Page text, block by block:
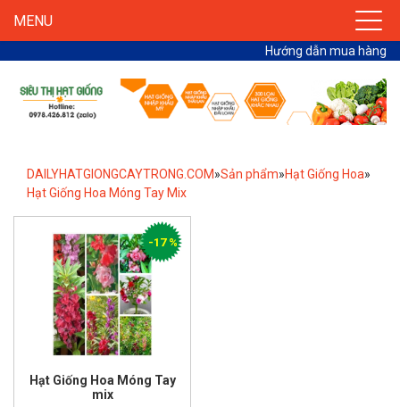
MENU
Hướng dẫn mua hàng
DAILYHATGIONGCAYTRONG.COM»Sản phẩm»Hạt Giống Hoa»
Hạt Giống Hoa Móng Tay Mix
Hạt Giống Hoa Móng Tay
mix
-17 %